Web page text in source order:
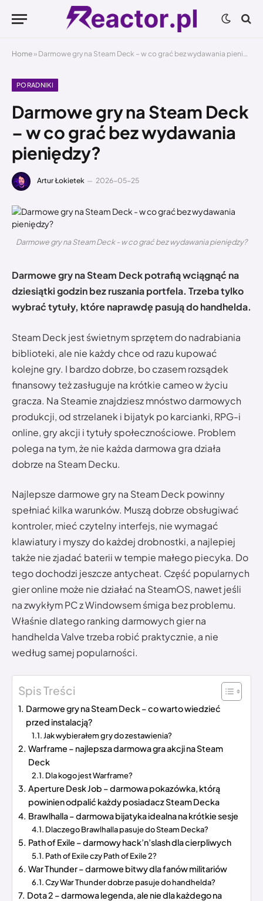
Home » Darmowe gry na Steam Deck – w co grać bez wydawania pieniędzy?
PORADNIKI
Darmowe gry na Steam Deck
– w co grać bez wydawania
pieniędzy?
Artur Łokietek 2026-05-25
Darmowe gry na Steam Deck - w co grać bez wydawania pieniędzy?
Darmowe gry na Steam Deck potrafią wciągnąć na
dziesiątki godzin bez ruszania portfela. Trzeba tylko
wybrać tytuły, które naprawdę pasują do handhelda.
Steam Deck jest świetnym sprzętem do nadrabiania
biblioteki, ale nie każdy chce od razu kupować
kolejne gry. I bardzo dobrze, bo czasem rozsądek
finansowy też zasługuje na krótkie cameo w życiu
gracza. Na Steamie znajdziesz mnóstwo darmowych
produkcji, od strzelanek i bijatyk po karcianki, RPG-i
online, gry akcji i tytuły społecznościowe. Problem
polega na tym, że nie każda darmowa gra działa
dobrze na Steam Decku.
Najlepsze darmowe gry na Steam Deck powinny
spełniać kilka warunków. Muszą dobrze obsługiwać
kontroler, mieć czytelny interfejs, nie wymagać
klawiatury i myszy do każdej drobnostki, a najlepiej
także nie zjadać baterii w tempie małego piecyka. Do
tego dochodzi jeszcze antycheat. Część popularnych
gier online może nie działać na SteamOS, nawet jeśli
na zwykłym PC z Windowsem śmiga bez problemu.
Właśnie dlatego ranking darmowych gier na
handhelda Valve trzeba robić praktycznie, a nie
według samej popularności.
Spis Treści
Darmowe gry na Steam Deck – co warto wiedzieć
przed instalacją?
Jak wybierałem gry do zestawienia?
Warframe – najlepsza darmowa gra akcji na Steam
Deck
Dla kogo jest Warframe?
Aperture Desk Job – darmowa pokazówka, którą
powinien odpalić każdy posiadacz Steam Decka
Brawlhalla – darmowa bijatyka idealna na krótkie sesje
Dlaczego Brawlhalla pasuje do Steam Decka?
Path of Exile – darmowy hack’n’slash dla cierpliwych
Path of Exile czy Path of Exile 2?
War Thunder – darmowe bitwy dla fanów militariów
Czy War Thunder dobrze pasuje do handhelda?
Dota 2 – darmowa legenda, ale nie dla każdego na